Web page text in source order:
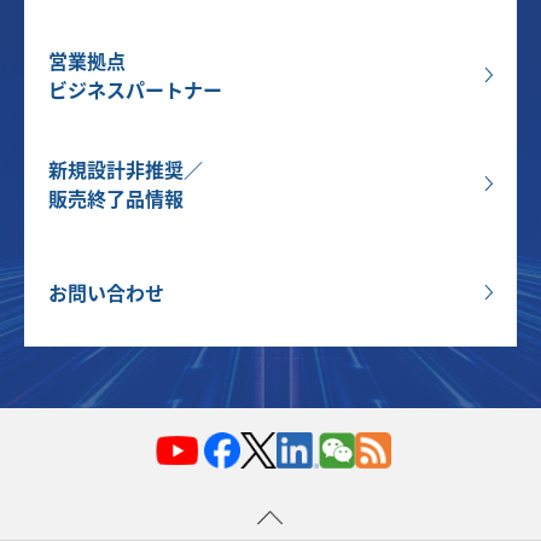
営業拠点
ビジネスパートナー
新規設計非推奨／
販売終了品情報
お問い合わせ